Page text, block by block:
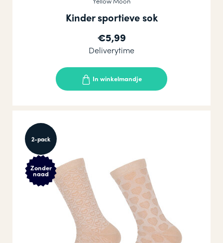
Kinder sportieve sok
€5,99
Deliverytime
In winkelmandje
2-pack
Zonder
naad